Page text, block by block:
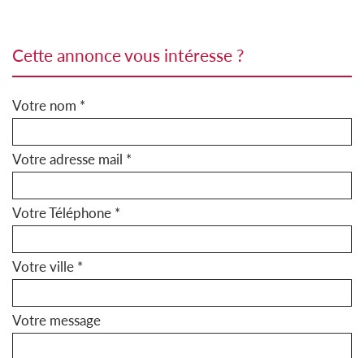
cette annonce vous intéresse ?
Votre nom *
Votre adresse mail *
Votre Téléphone *
Votre ville *
Votre message